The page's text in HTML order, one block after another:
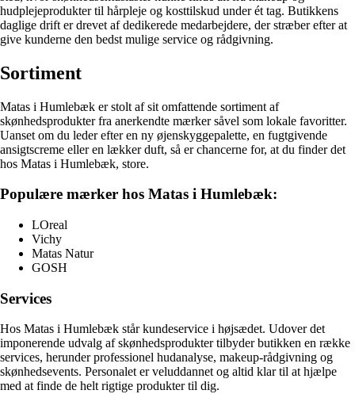
hudplejeprodukter til hårpleje og kosttilskud under ét tag. Butikkens
daglige drift er drevet af dedikerede medarbejdere, der stræber efter at
give kunderne den bedst mulige service og rådgivning.
Sortiment
Matas i Humlebæk er stolt af sit omfattende sortiment af
skønhedsprodukter fra anerkendte mærker såvel som lokale favoritter.
Uanset om du leder efter en ny øjenskyggepalette, en fugtgivende
ansigtscreme eller en lækker duft, så er chancerne for, at du finder det
hos Matas i Humlebæk, store.
Populære mærker hos Matas i Humlebæk:
LOreal
Vichy
Matas Natur
GOSH
Services
Hos Matas i Humlebæk står kundeservice i højsædet. Udover det
imponerende udvalg af skønhedsprodukter tilbyder butikken en række
services, herunder professionel hudanalyse, makeup-rådgivning og
skønhedsevents. Personalet er veluddannet og altid klar til at hjælpe
med at finde de helt rigtige produkter til dig.